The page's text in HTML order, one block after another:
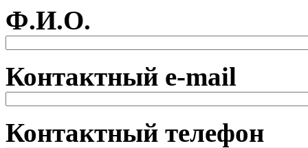
Ф.И.О.
Контактный e-mail
Контактный телефон